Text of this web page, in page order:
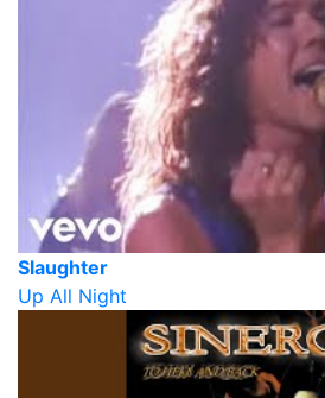
Slaughter
Up All Night